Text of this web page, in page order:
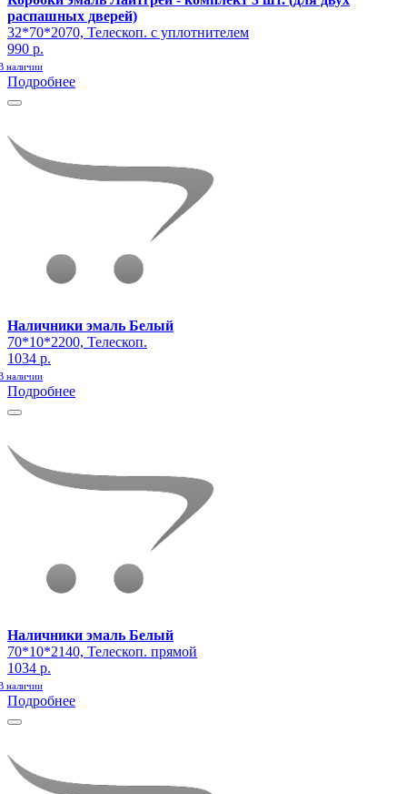
распашных дверей)
32*70*2070, Телескоп. с уплотнителем
990 р.
наличии
Подробнее
Наличники эмаль Белый
70*10*2200, Телескоп.
1034 р.
наличии
Подробнее
Наличники эмаль Белый
70*10*2140, Телескоп. прямой
1034 р.
наличии
Подробнее